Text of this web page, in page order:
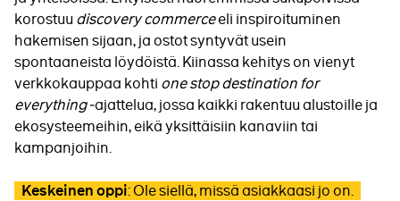
korostuu discovery commerceeli inspiroituminen
hakemisen sijaan, ja ostot syntyvät usein
spontaaneista löydöistä. Kiinassa kehitys on vienyt
verkkokauppaa kohti one stop destination for
everything‑ajattelua, jossa kaikki rakentuu alustoille ja
ekosysteemeihin, eikä yksittäisiin kanaviin tai
kampanjoihin.
Keskeinen oppi: Ole siellä, missä asiakkaasi jo on.